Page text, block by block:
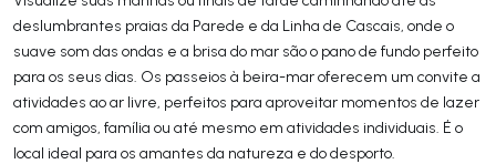
deslumbrantes praias da Parede e da Linha de Cascais, onde o
suave som das ondas e a brisa do mar são o pano de fundo perfeito
para os seus dias. Os passeios à beira-mar oferecem um convite a
atividades ao ar livre, perfeitos para aproveitar momentos de lazer
com amigos, família ou até mesmo em atividades individuais. É o
local ideal para os amantes da natureza e do desporto.